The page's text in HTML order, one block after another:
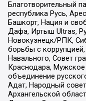
Благотворительный
республика Русь,
Башкорт, Нация и
Дафа, Иртыш Ultras,
Новокузнецк/РПК,
борьбы с
Навального, Совет
Краснодара,
объединение
Адат, Народный
Архангельской